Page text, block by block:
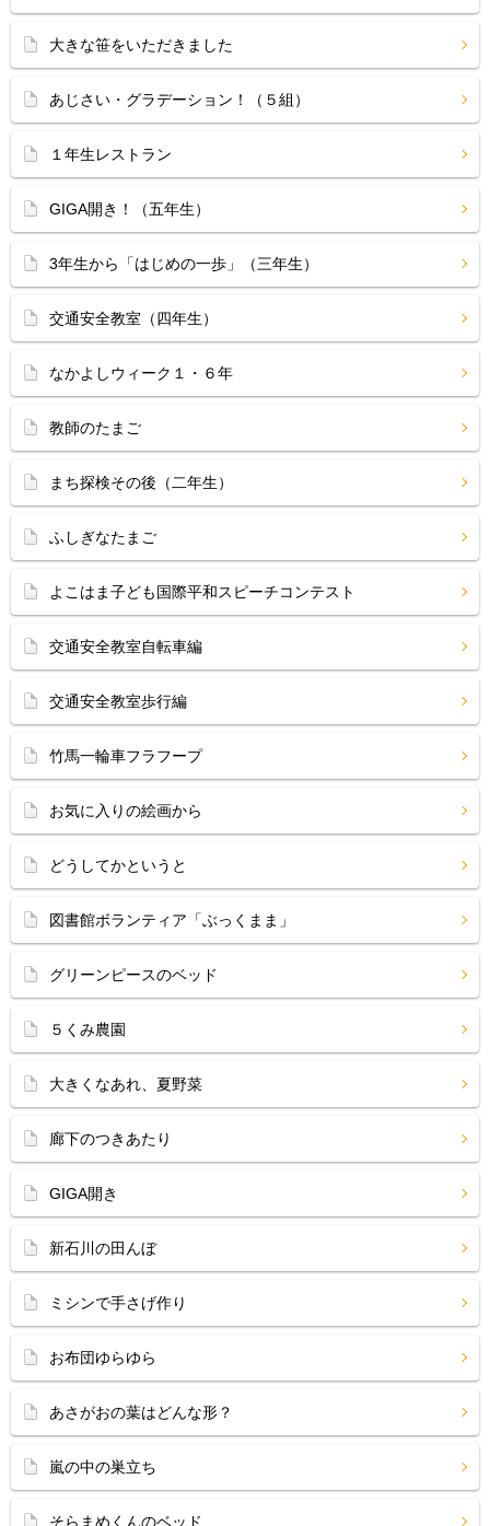
大きな笹をいただきました
あじさい・グラデーション！（５組）
１年生レストラン
GIGA開き！（五年生）
3年生から「はじめの一歩」（三年生）
交通安全教室（四年生）
なかよしウィーク１・６年
教師のたまご
まち探検その後（二年生）
ふしぎなたまご
よこはま子ども国際平和スピーチコンテスト
交通安全教室自転車編
交通安全教室歩行編
竹馬一輪車フラフープ
お気に入りの絵画から
どうしてかというと
図書館ボランティア「ぶっくまま」
グリーンピースのベッド
５くみ農園
大きくなあれ、夏野菜
廊下のつきあたり
GIGA開き
新石川の田んぼ
ミシンで手さげ作り
お布団ゆらゆら
あさがおの葉はどんな形？
嵐の中の巣立ち
そらまめくんのベッド